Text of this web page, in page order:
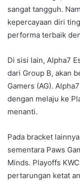
sangat tangguh.
kepercayaan diri
performa terbaik
Di sisi lain, Alpha7
dari Group B, akan
Gamers (AG).
dengan melaju ke
menanti.
Pada bracket
sementara Paws
Minds. Playoffs
pertarungan ketat